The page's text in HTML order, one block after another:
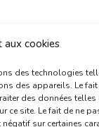
aux cookies
des technologies
des appareils. Le
des données telles
ce site. Le fait de ne
sur certaines